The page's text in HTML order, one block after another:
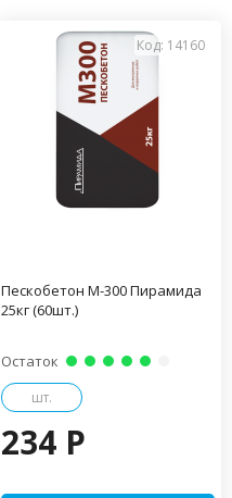
Код: 14160
Пескобетон М-300 Пирамида
25кг (60шт.)
Остаток
шт.
234 P